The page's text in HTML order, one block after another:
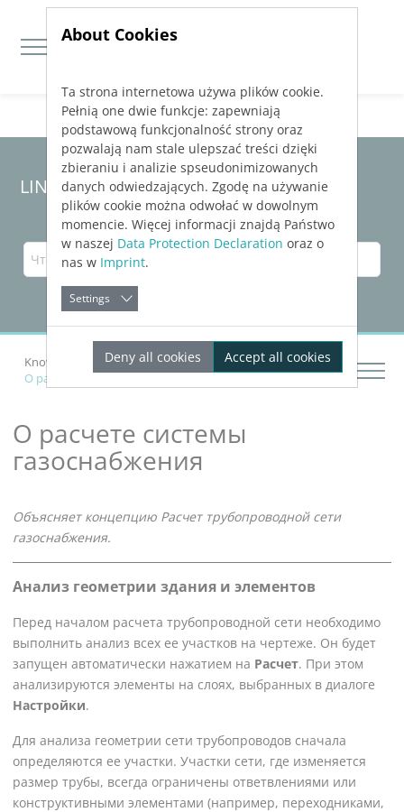
Jump directly to main navigation
Jump directly to content
LINEAR Solutions 23 для AutoCAD
Knowledge Base AutoCAD
Рассчитать сети
О расчете системы газоснабжения
О расчете системы
газоснабжения
Объясняет концепцию Расчет трубопроводной сети
газоснабжения.
Анализ геометрии здания и элементов
Перед началом расчета трубопроводной сети необходимо
выполнить анализ всех ее участков на чертеже. Он будет
запущен автоматически нажатием на Расчет. При этом
анализируются элементы на слоях, выбранных в диалоге
Настройки.
Для анализа геометрии сети трубопроводов сначала
определяются ее участки. Участки сети, где изменяется
размер трубы, всегда ограничены ответвлениями или
конструктивными элементами (например, переходниками,
About Cookies
Ta strona internetowa używa plików cookie.
Pełnią one dwie funkcje: zapewniają
podstawową funkcjonalność strony oraz
pozwalają nam stale ulepszać treści dzięki
zbieraniu i analizie spseudonimizowanych
danych odwiedzających. Zgodę na używanie
plików cookie można odwołać w dowolnym
momencie. Więcej informacji znajdą Państwo
w naszej Data Protection Declaration oraz o
nas w Imprint.
Settings
Deny all cookies Accept all cookies